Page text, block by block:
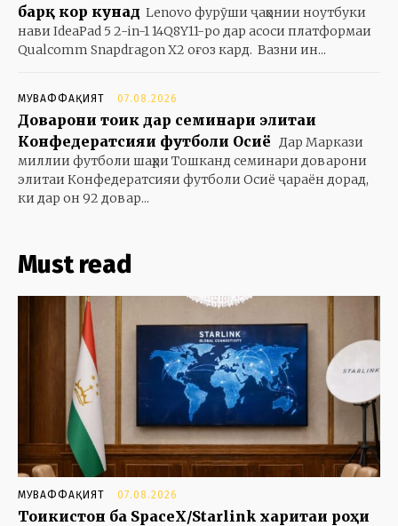
барқ кор кунад Lenovo фурӯши ҷаҳонии ноутбуки
нави IdeaPad 5 2-in-1 14Q8Y11-ро дар асоси платформаи
Qualcomm Snapdragon X2 оғоз кард. Вазни ин...
МУВАФФАҚИЯТ 07.08.2026
Доварони тоҷик дар семинари элитаи
Конфедератсияи футболи Осиё Дар Маркази
миллии футболи шаҳри Тошканд семинари доварони
элитаи Конфедератсияи футболи Осиё ҷараён дорад,
ки дар он 92 довар...
Must read
МУВАФФАҚИЯТ 07.08.2026
Тоҷикистон ба SpaceX/Starlink харитаи роҳи